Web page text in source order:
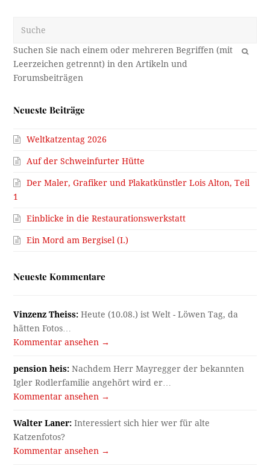
OK
Neueste Beiträge
Weltkatzentag 2026
Auf der Schweinfurter Hütte
Der Maler, Grafiker und Plakatkünstler Lois Alton, Teil
1
Einblicke in die Restaurationswerkstatt
Ein Mord am Bergisel (I.)
Neueste Kommentare
Vinzenz Theiss: Heute (10.08.) ist Welt - Löwen Tag, da
hätten Fotos…
Kommentar ansehen →
pension heis: Nachdem Herr Mayregger der bekannten
Igler Rodlerfamilie angehört wird er…
Kommentar ansehen →
Walter Laner: Interessiert sich hier wer für alte
Katzenfotos?
Kommentar ansehen →